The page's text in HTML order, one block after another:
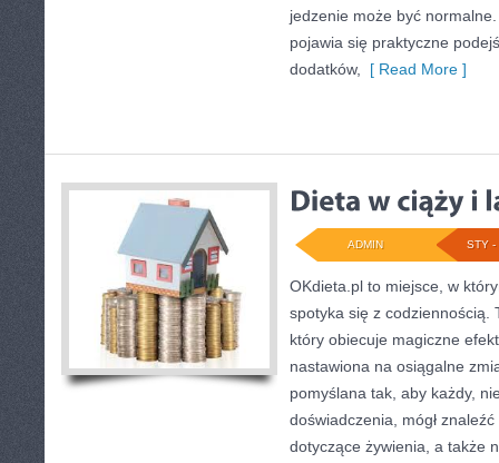
jedzenie może być
pojawia się praktyczne
dodatków,
[ Read More ]
STY -
ADMIN
OKdieta.pl to miejsce, w
spotyka się z codziennością.
który obiecuje magiczne
nastawiona na osiągalne
pomyślana tak, aby każdy,
doświadczenia, mógł
dotyczące żywienia, a także